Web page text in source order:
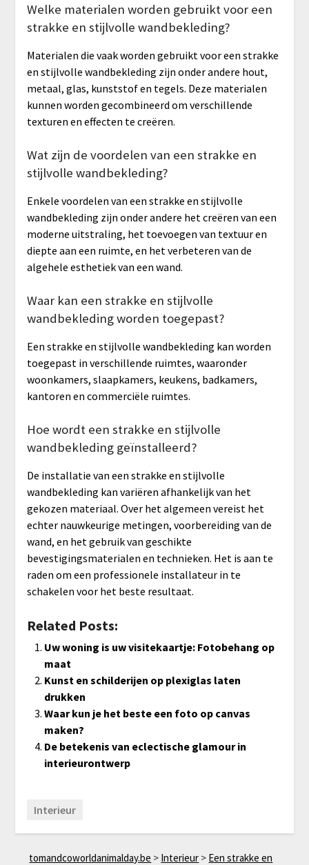
Welke materialen worden gebruikt voor een
strakke en stijlvolle wandbekleding?
Materialen die vaak worden gebruikt voor een strakke
en stijlvolle wandbekleding zijn onder andere hout,
metaal, glas, kunststof en tegels. Deze materialen
kunnen worden gecombineerd om verschillende
texturen en effecten te creëren.
Wat zijn de voordelen van een strakke en
stijlvolle wandbekleding?
Enkele voordelen van een strakke en stijlvolle
wandbekleding zijn onder andere het creëren van een
moderne uitstraling, het toevoegen van textuur en
diepte aan een ruimte, en het verbeteren van de
algehele esthetiek van een wand.
Waar kan een strakke en stijlvolle
wandbekleding worden toegepast?
Een strakke en stijlvolle wandbekleding kan worden
toegepast in verschillende ruimtes, waaronder
woonkamers, slaapkamers, keukens, badkamers,
kantoren en commerciële ruimtes.
Hoe wordt een strakke en stijlvolle
wandbekleding geïnstalleerd?
De installatie van een strakke en stijlvolle
wandbekleding kan variëren afhankelijk van het
gekozen materiaal. Over het algemeen vereist het
echter nauwkeurige metingen, voorbereiding van de
wand, en het gebruik van geschikte
bevestigingsmaterialen en technieken. Het is aan te
raden om een professionele installateur in te
schakelen voor het beste resultaat.
Related Posts:
Uw woning is uw visitekaartje: Fotobehang op
maat
Kunst en schilderijen op plexiglas laten
drukken
Waar kun je het beste een foto op canvas
maken?
De betekenis van eclectische glamour in
interieurontwerp
Interieur
tomandcoworldanimalday.be > Interieur > Een strakke en